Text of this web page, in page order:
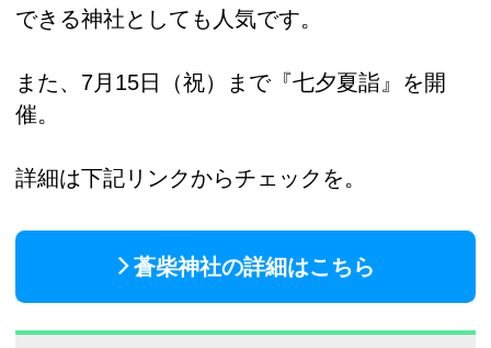
できる神社としても人気です。
また、7月15日（祝）まで『七夕夏詣』を開
催。
詳細は下記リンクからチェックを。
蒼柴神社の詳細はこちら